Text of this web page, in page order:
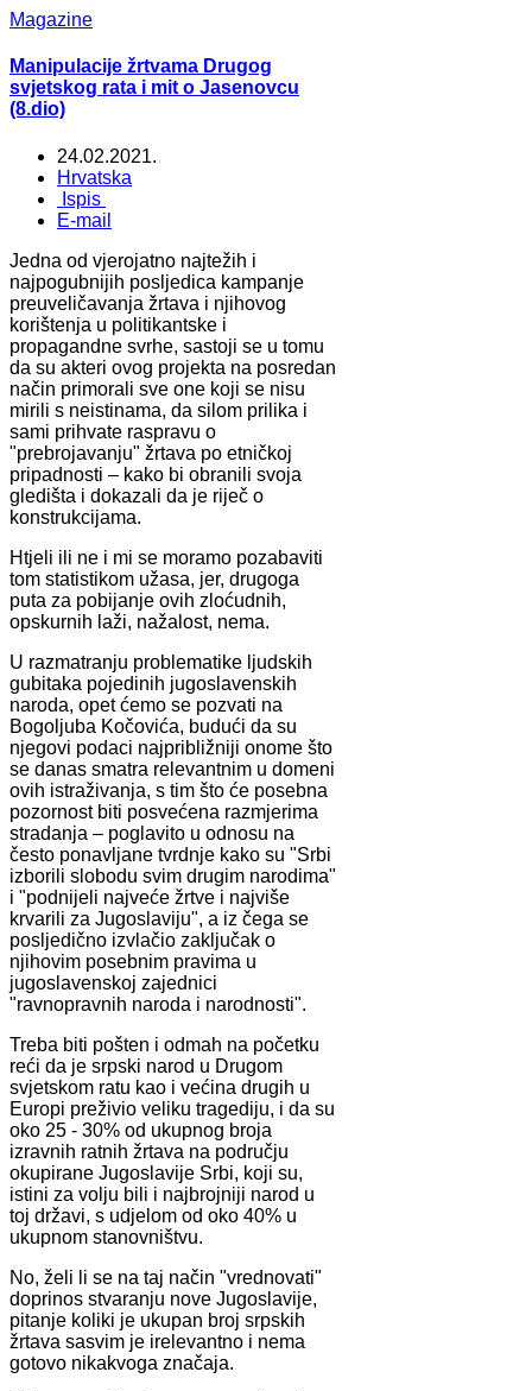
Magazine
Manipulacije žrtvama Drugog
svjetskog rata i mit o Jasenovcu
(8.dio)
24.02.2021.
Hrvatska
Ispis
E-mail
Jedna od vjerojatno najtežih i
najpogubnijih posljedica kampanje
preuveličavanja žrtava i njihovog
korištenja u politikantske i
propagandne svrhe, sastoji se u tomu
da su akteri ovog projekta na posredan
način primorali sve one koji se nisu
mirili s neistinama, da silom prilika i
sami prihvate raspravu o
"prebrojavanju" žrtava po etničkoj
pripadnosti – kako bi obranili svoja
gledišta i dokazali da je riječ o
konstrukcijama.
Htjeli ili ne i mi se moramo pozabaviti
tom statistikom užasa, jer, drugoga
puta za pobijanje ovih zloćudnih,
opskurnih laži, nažalost, nema.
U razmatranju problematike ljudskih
gubitaka pojedinih jugoslavenskih
naroda, opet ćemo se pozvati na
Bogoljuba Kočovića, budući da su
njegovi podaci najpribližniji onome što
se danas smatra relevantnim u domeni
ovih istraživanja, s tim što će posebna
pozornost biti posvećena razmjerima
stradanja – poglavito u odnosu na
često ponavljane tvrdnje kako su "Srbi
izborili slobodu svim drugim narodima"
i "podnijeli najveće žrtve i najviše
krvarili za Jugoslaviju", a iz čega se
posljedično izvlačio zaključak o
njihovim posebnim pravima u
jugoslavenskoj zajednici
"ravnopravnih naroda i narodnosti".
Treba biti pošten i odmah na početku
reći da je srpski narod u Drugom
svjetskom ratu kao i većina drugih u
Europi preživio veliku tragediju, i da su
oko 25 - 30% od ukupnog broja
izravnih ratnih žrtava na području
okupirane Jugoslavije Srbi, koji su,
istini za volju bili i najbrojniji narod u
toj državi, s udjelom od oko 40% u
ukupnom stanovništvu.
No, želi li se na taj način "vrednovati"
doprinos stvaranju nove Jugoslavije,
pitanje koliki je ukupan broj srpskih
žrtava sasvim je irelevantno i nema
gotovo nikakvoga značaja.